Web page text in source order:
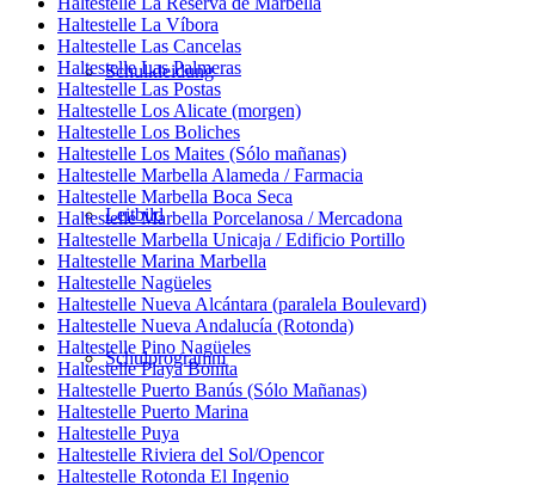
Schulkleidung
Leitbild
Schulprogramm
Haltestelle La Víbora
Haltestelle Las Cancelas
Haltestelle Las Palmeras
Haltestelle Las Postas
Haltestelle Los Alicate (morgen)
Haltestelle Los Boliches
Haltestelle Los Maites (Sólo mañanas)
Haltestelle Marbella Alameda / Farmacia
Haltestelle Marbella Boca Seca
Haltestelle Marbella Porcelanosa / Mercadona
Haltestelle Marbella Unicaja / Edificio Portillo
Haltestelle Marina Marbella
Haltestelle Nagüeles
Haltestelle Nueva Alcántara (paralela Boulevard)
Haltestelle Nueva Andalucía (Rotonda)
Haltestelle Pino Nagüeles
Haltestelle Playa Bonita
Haltestelle Puerto Banús (Sólo Mañanas)
Haltestelle Puerto Marina
Haltestelle Puya
Haltestelle Riviera del Sol/Opencor
Haltestelle Rotonda El Ingenio